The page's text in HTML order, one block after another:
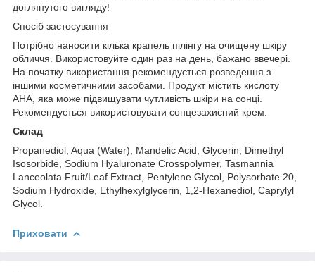
доглянутого вигляду!
Спосіб застосування
Потрібно наносити кілька крапель пілінгу на очищену шкіру
обличчя. Використовуйте один раз на день, бажано ввечері.
На початку використання рекомендується розведення з
іншими косметичними засобами. Продукт містить кислоту
AHA, яка може підвищувати чутливість шкіри на сонці.
Рекомендується використовувати сонцезахисний крем.
Склад
Propanediol, Aqua (Water), Mandelic Acid, Glycerin, Dimethyl
Isosorbide, Sodium Hyaluronate Crosspolymer, Tasmannia
Lanceolata Fruit/Leaf Extract, Pentylene Glycol, Polysorbate 20,
Sodium Hydroxide, Ethylhexylglycerin, 1,2-Hexanediol, Caprylyl
Glycol.
Приховати